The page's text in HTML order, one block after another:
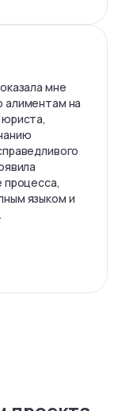
мне
на
процесса,
языком и